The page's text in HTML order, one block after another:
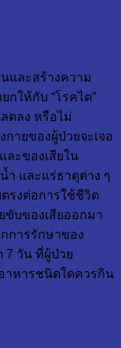
และสร้างความ
ให้กับ “โรคไต”
ดลง หรือไม่
ายของผู้ป่วยจะเจอ
ะของเสียใน
ำ และแร่ธาตุต่าง ๆ
รงต่อการใช้ชีวิต
ขับของเสียออกมา
การรักษาของ
7 วัน ที่ผู้ป่วย
าหารชนิดใดควรกิน